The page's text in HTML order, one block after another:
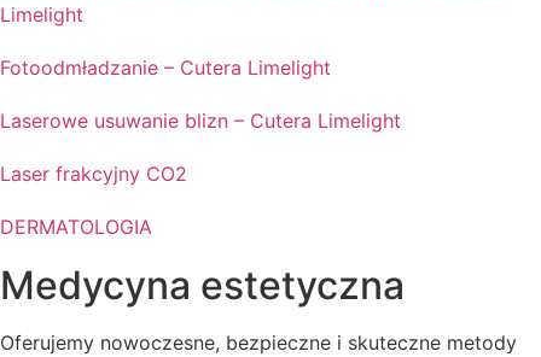
Limelight
Fotoodmładzanie – Cutera Limelight
Laserowe usuwanie blizn – Cutera Limelight
Laser frakcyjny CO2
DERMATOLOGIA
Medycyna estetyczna
Oferujemy nowoczesne, bezpieczne i skuteczne metody